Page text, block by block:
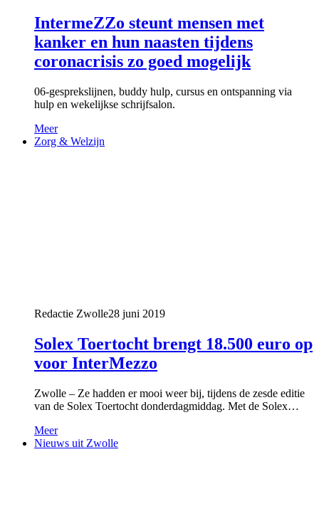
IntermeZZo steunt mensen met
kanker en hun naasten tijdens
coronacrisis zo goed mogelijk
06-gesprekslijnen, buddy hulp, cursus en ontspanning via
hulp en wekelijkse schrijfsalon.
Meer
Zorg & Welzijn
Redactie Zwolle28 juni 2019
Solex Toertocht brengt 18.500 euro op
voor InterMezzo
Zwolle – Ze hadden er mooi weer bij, tijdens de zesde editie
van de Solex Toertocht donderdagmiddag. Met de Solex…
Meer
Nieuws uit Zwolle